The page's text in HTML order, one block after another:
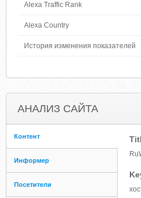
Alexa Traffic Rank
Alexa Country
История изменения показателей
АНАЛИЗ САЙТА
Контент
Информер
Посетители